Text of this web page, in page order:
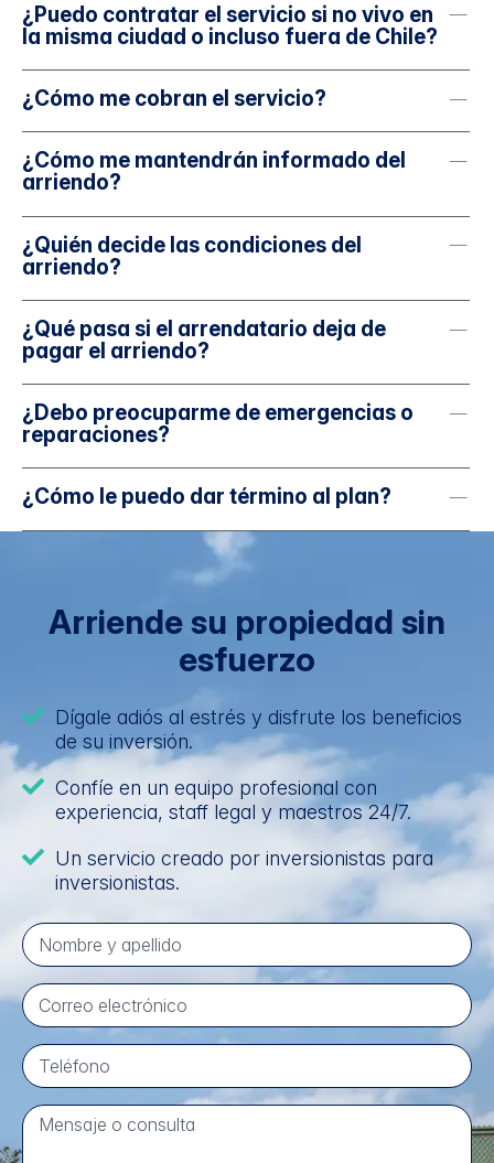
¿Puedo contratar el servicio si no vivo en
la misma ciudad o incluso fuera de Chile?
¿Cómo me cobran el servicio?
¿Cómo me mantendrán informado del
arriendo?
¿Quién decide las condiciones del
arriendo?
¿Qué pasa si el arrendatario deja de
pagar el arriendo?
¿Debo preocuparme de emergencias o
reparaciones?
¿Cómo le puedo dar término al plan?
Arriende su propiedad sin
esfuerzo
Dígale adiós al estrés y disfrute los beneficios
de su inversión.
Confíe en un equipo profesional con
experiencia, staff legal y maestros 24/7.
Un servicio creado por inversionistas para
inversionistas.